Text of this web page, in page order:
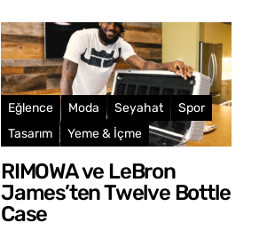
Eğlence Moda Seyahat
Spor
Tasarım
Yeme & İçme
RIMOWA ve LeBron
James’ten Twelve Bottle
Case